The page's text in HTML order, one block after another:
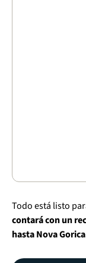
Todo está listo
contará con un
hasta Nova